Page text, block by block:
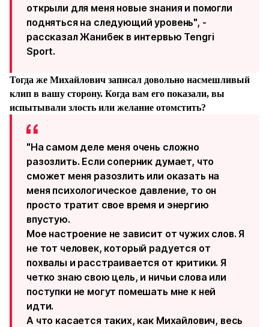
открыли для меня новые знания и помогли
подняться на следующий уровень", -
рассказал Жанибек в интервью Tengri
Sport.
Тогда же Михайлович записал довольно насмешливый
клип в вашу сторону. Когда вам его показали, вы
испытывали злость или желание отомстить?
"На самом деле меня очень сложно
разозлить. Если соперник думает, что
сможет меня разозлить или оказать на
меня психологическое давление, то он
просто тратит свое время и энергию
впустую.
Мое настроение не зависит от чужих слов. Я
не тот человек, который радуется от
похвалы и расстраивается от критики. Я
четко знаю свою цель, и ничьи слова или
поступки не могут помешать мне к ней
идти.
А что касается таких, как Михайлович, весь